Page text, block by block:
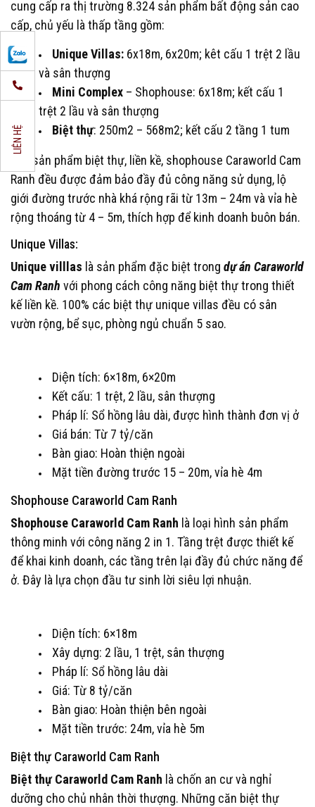
cung cấp ra thị trường 8.324 sản phẩm bất động sản cao
cấp, chủ yếu là thấp tầng gồm:
Unique Villas: 6x18m, 6x20m; kêt cấu 1 trệt 2 lầu
và sân thượng
Mini Complex – Shophouse: 6x18m; kết cấu 1
trệt 2 lầu và sân thượng
Biệt thự: 250m2 – 568m2; kết cấu 2 tầng 1 tum
Các sản phẩm biệt thự, liền kề, shophouse Caraworld Cam
Ranh đều được đảm bảo đầy đủ công năng sử dụng, lộ
giới đường trước nhà khá rộng rãi từ 13m – 24m và vỉa hè
rộng thoáng từ 4 – 5m, thích hợp để kinh doanh buôn bán.
Unique Villas:
Unique villlas là sản phẩm đặc biệt trong dự án Caraworld
Cam Ranh với phong cách công năng biệt thự trong thiết
kế liền kề. 100% các biệt thự unique villas đều có sân
vườn rộng, bể sục, phòng ngủ chuẩn 5 sao.
Diện tích: 6×18m, 6×20m
Kết cấu: 1 trệt, 2 lầu, sân thượng
Pháp lí: Sổ hồng lâu dài, được hình thành đơn vị ở
Giá bán: Từ 7 tỷ/căn
Bàn giao: Hoàn thiện ngoài
Mặt tiền đường trước 15 – 20m, vỉa hè 4m
Shophouse Caraworld Cam Ranh
Shophouse Caraworld Cam Ranh là loại hình sản phẩm
thông minh với công năng 2 in 1. Tầng trệt được thiết kế
để khai kinh doanh, các tầng trên lại đầy đủ chức năng để
ở. Đây là lựa chọn đầu tư sinh lời siêu lợi nhuận.
Diện tích: 6×18m
Xây dựng: 2 lầu, 1 trệt, sân thượng
Pháp lí: Sổ hồng lâu dài
Giá: Từ 8 tỷ/căn
Bàn giao: Hoàn thiện bên ngoài
Mặt tiền trước: 24m, vỉa hè 5m
Biệt thự Caraworld Cam Ranh
Biệt thự Caraworld Cam Ranh là chốn an cư và nghỉ
dưỡng cho chủ nhân thời thượng. Những căn biệt thự
LIÊN HỆ